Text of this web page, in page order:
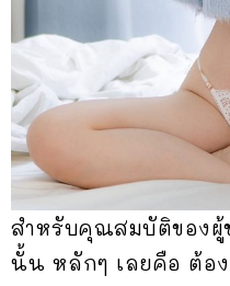
สำหรับคุณสมบัติของผู้
นั้น หลักๆ เลยคือ ต้อง